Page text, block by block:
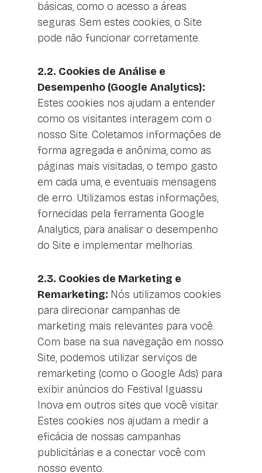
básicas, como o acesso a áreas
seguras. Sem estes cookies, o Site
pode não funcionar corretamente.
2.2. Cookies de Análise e
Desempenho (Google Analytics):
Estes cookies nos ajudam a entender
como os visitantes interagem com o
nosso Site. Coletamos informações de
forma agregada e anônima, como as
páginas mais visitadas, o tempo gasto
em cada uma, e eventuais mensagens
de erro. Utilizamos estas informações,
fornecidas pela ferramenta Google
Analytics, para analisar o desempenho
do Site e implementar melhorias.
2.3. Cookies de Marketing e
Remarketing: Nós utilizamos cookies
para direcionar campanhas de
marketing mais relevantes para você.
Com base na sua navegação em nosso
Site, podemos utilizar serviços de
remarketing (como o Google Ads) para
exibir anúncios do Festival Iguassu
Inova em outros sites que você visitar.
Estes cookies nos ajudam a medir a
eficácia de nossas campanhas
publicitárias e a conectar você com
nosso evento.